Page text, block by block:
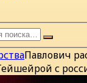
Павлович
с